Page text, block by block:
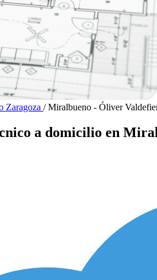
Zaragoza / Miralbueno - Óliver
a domicilio en